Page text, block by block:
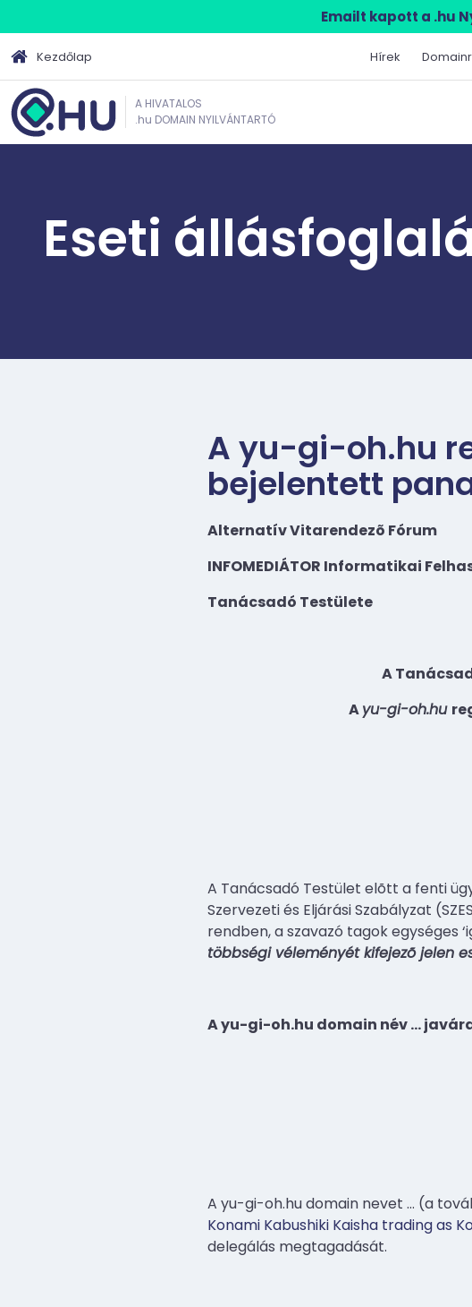
Emailt kapott a .hu
Kezdőlap Hírek
A HIVATALOS
.hu DOMAIN NYILVÁNTARTÓ
Eseti
A yu-gi-oh.hu
bejelentett
Alternatív Vitarendezõ Fórum
INFOMEDIÁTOR Informatikai
Tanácsadó Testülete
A
Ayu-gi-oh.hu
A Tanácsadó Testület elõtt a fenti
Szervezeti és Eljárási Szabályzat
rendben, a szavazó tagok egységes
többségi véleményét kifejezõ jelen
A yu-gi-oh.hu domain név…
A yu-gi-oh.hu domain nevet … (a
Konami Kabushiki Kaisha trading as
delegálás megtagadását.